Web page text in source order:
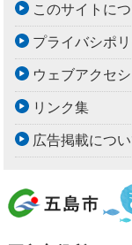
このサイトに
プライバシポ
ウェブアクセ
リンク集
広告掲載につ